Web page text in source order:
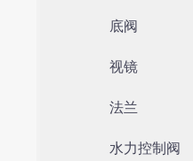
底阀
视镜
法兰
水力控制阀